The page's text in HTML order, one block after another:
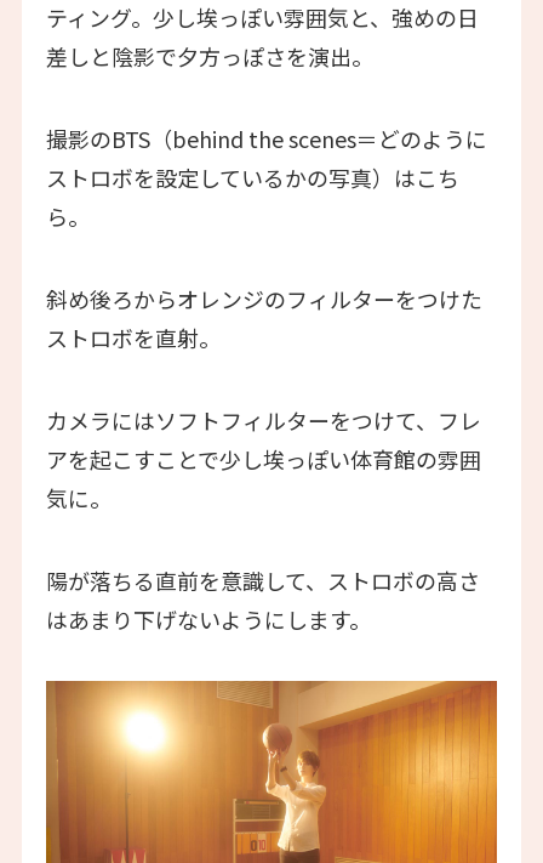
ティング。少し埃っぽい雰囲気と、強めの日
差しと陰影で夕方っぽさを演出。
撮影のBTS（behind the scenes＝どのように
ストロボを設定しているかの写真）はこち
ら。
斜め後ろからオレンジのフィルターをつけた
ストロボを直射。
カメラにはソフトフィルターをつけて、フレ
アを起こすことで少し埃っぽい体育館の雰囲
気に。
陽が落ちる直前を意識して、ストロボの高さ
はあまり下げないようにします。